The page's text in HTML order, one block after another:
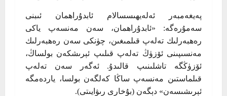
پەيغەمبەر ئەلەيھىسسالام ئابدۇراھمان ئىبنى
سەمۇرەگە: «ئابدۇراھمان، سەن مەنسەپ ياكى
رەھبەرلىك تەلەپ قىلمىغىن، چۈنكى سەن رەھبەرلىك
مەنسىپىنى ئۆزۈڭ تەلەپ قىلىپ ئېرىشكەن بولساڭ،
ئۆزۈڭگە تاشلىنىپ قالىدۇ. ئەگەر سەن تەلەپ
قىلماستىن مەنسەپ ساڭا كەلگەن بولسا، ياردەمگە
ئېرىشىسەن» دېگەن (بۇخارى رىۋايىتى).